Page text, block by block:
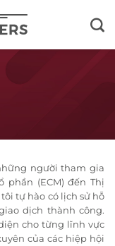
người tham gia
phần (ECM) đến Thị
tự hào có lịch sử hỗ
dịch thành công.
cho từng lĩnh vực
của các hiệp hội